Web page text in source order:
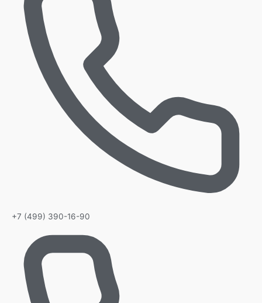
+7 (499) 390-16-90